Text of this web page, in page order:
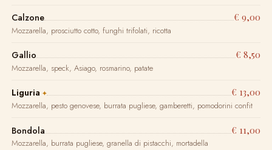
Calzone € 9,00
Mozzarella, prosciutto cotto, funghi trifolati, ricotta
Gallio € 8,50
Mozzarella, speck, Asiago, rosmarino, patate
Liguria € 13,00
Mozzarella, pesto genovese, burrata pugliese, gamberetti, pomodorini confit
Bondola € 11,00
Mozzarella, burrata pugliese, granella di pistacchi, mortadella